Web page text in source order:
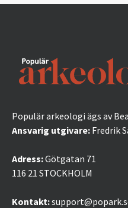
Populär arkeologi ägs av
Ansvarig utgivare: Fredrik
Adress:Götgatan 71
116 21 STOCKHOLM
Kontakt: